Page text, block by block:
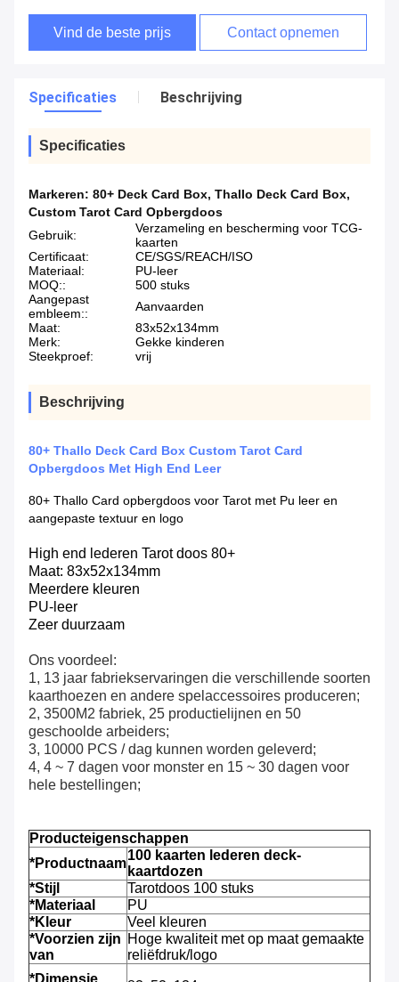
Vind de beste prijs Contact opnemen
Specificaties Beschrijving
Specificaties
Markeren: 80+ Deck Card Box, Thallo Deck Card Box,
Custom Tarot Card Opbergdoos
Gebruik:
Verzameling en bescherming voor TCG-
kaarten
Certificaat:
CE/SGS/REACH/ISO
Materiaal:
PU-leer
MOQ::
500 stuks
Aangepast
embleem::
Aanvaarden
Maat:
83x52x134mm
Merk:
Gekke kinderen
Steekproef:
vrij
Beschrijving
80+ Thallo Deck Card Box Custom Tarot Card
Opbergdoos Met High End Leer
80+ Thallo Card opbergdoos voor Tarot met Pu leer en
aangepaste textuur en logo
High end lederen Tarot doos 80+
Maat: 83x52x134mm
Meerdere kleuren
PU-leer
Zeer duurzaam
Ons voordeel:
1, 13 jaar fabriekservaringen die verschillende soorten
kaarthoezen en andere spelaccessoires produceren;
2, 3500M2 fabriek, 25 productielijnen en 50
geschoolde arbeiders;
3, 10000 PCS / dag kunnen worden geleverd;
4, 4 ~ 7 dagen voor monster en 15 ~ 30 dagen voor
hele bestellingen;
Producteigenschappen
*Productnaam
100 kaarten lederen deck-
kaartdozen
*Stijl
Tarotdoos 100 stuks
*Materiaal
PU
*Kleur
Veel kleuren
*Voorzien zijn
van
Hoge kwaliteit met op maat gemaakte
reliëfdruk/logo